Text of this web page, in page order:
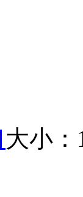
大小：